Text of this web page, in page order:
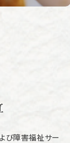
び障害福祉サー